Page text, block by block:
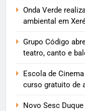
Onda Verde
ambiental em
Grupo Código
teatro, canto e
Escola de
curso gratuito de
Novo Sesc